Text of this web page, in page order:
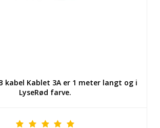
kabel Kablet 3A er 1 meter langt og i
LyseRød farve.